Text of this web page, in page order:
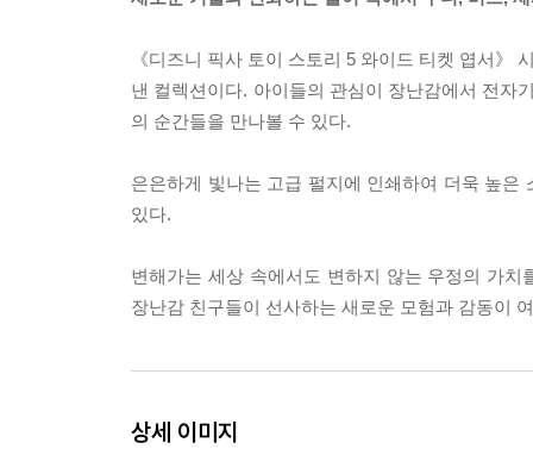
《디즈니 픽사 토이 스토리 5 와이드 티켓 엽서》
낸 컬렉션이다. 아이들의 관심이 장난감에서 전자
의 순간들을 만나볼 수 있다.
은은하게 빛나는 고급 펄지에 인쇄하여 더욱 높
있다.
변해가는 세상 속에서도 변하지 않는 우정의 가치
장난감 친구들이 선사하는 새로운 모험과 감동이
상세 이미지